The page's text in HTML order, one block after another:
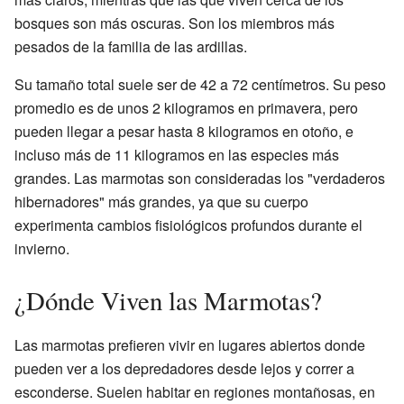
bosques son más oscuras. Son los miembros más
pesados de la familia de las ardillas.
Su tamaño total suele ser de 42 a 72 centímetros. Su peso
promedio es de unos 2 kilogramos en primavera, pero
pueden llegar a pesar hasta 8 kilogramos en otoño, e
incluso más de 11 kilogramos en las especies más
grandes. Las marmotas son consideradas los "verdaderos
hibernadores" más grandes, ya que su cuerpo
experimenta cambios fisiológicos profundos durante el
invierno.
¿Dónde Viven las Marmotas?
Las marmotas prefieren vivir en lugares abiertos donde
pueden ver a los depredadores desde lejos y correr a
esconderse. Suelen habitar en regiones montañosas, en